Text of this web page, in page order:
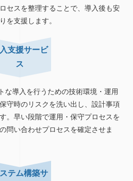
セスを整理することで、導入後も安
を支援します。
支援サービ
ス
な導入を行うための技術環境・運用
守時のリスクを洗い出し、設計事項
。早い段階で運用・保守プロセスを
問い合わせプロセスを確定させま
テム構築サ